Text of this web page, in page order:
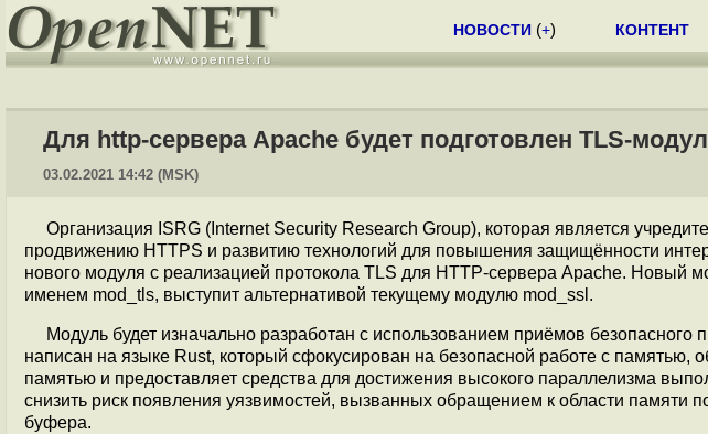
НОВОСТИ (+) КОНТЕНТ
Для http-сервера Apache будет подготовлен TLS-
03.02.2021 14:42 (MSK)
Организация ISRG (Internet Security Research Group), которая является
продвижению HTTPS и развитию технологий для повышения защищённости
нового модуля с реализацией протокола TLS для HTTP-сервера Apache. Новый
именем mod_tls, выступит альтернативой текущему модулю mod_ssl.
Модуль будет изначально разработан с использованием приёмов безопасного
написан на языке Rust, который сфокусирован на безопасной работе с памятью,
памятью и предоставляет средства для достижения высокого параллелизма
снизить риск появления уязвимостей, вызванных обращением к области памяти
буфера.